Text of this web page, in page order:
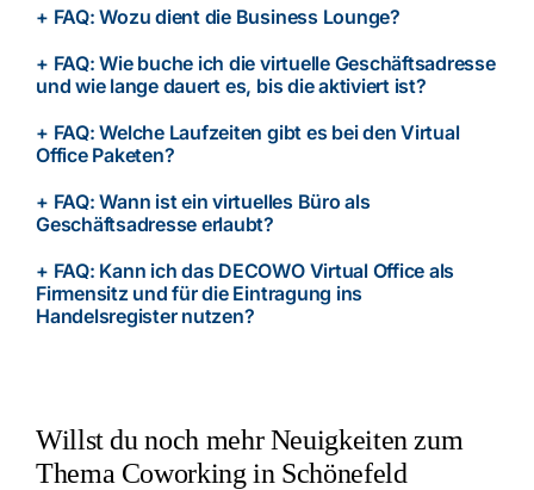
+ FAQ: Wozu dient die Business Lounge?
+ FAQ: Wie buche ich die virtuelle Geschäftsadresse
und wie lange dauert es, bis die aktiviert ist?
+ FAQ: Welche Laufzeiten gibt es bei den Virtual
Office Paketen?
+ FAQ: Wann ist ein virtuelles Büro als
Geschäftsadresse erlaubt?
+ FAQ: Kann ich das DECOWO Virtual Office als
Firmensitz und für die Eintragung ins
Handelsregister nutzen?
Willst du noch mehr Neuigkeiten zum
Thema Coworking in Schönefeld